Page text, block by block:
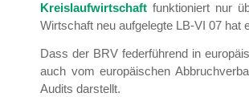
Kreislaufwirtschaft funktioniert nur
Wirtschaft neu aufgelegte LB-VI 07 hat
Dass der BRV federführend in
auch vom europäischen
Audits darstellt.